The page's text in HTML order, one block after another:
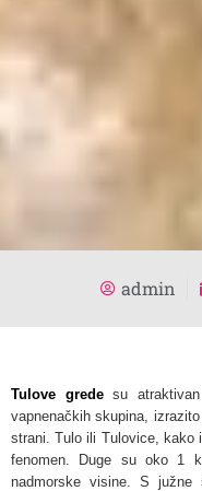
admin
Tulove gredesu
vapnenačkih skupina,
strani. Tulo ili Tulovice, kako
fenomen. Duge su oko 1
nadmorske visine. S južne